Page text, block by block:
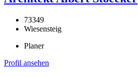
73349
Wiesensteig
Planer
Profil ansehen